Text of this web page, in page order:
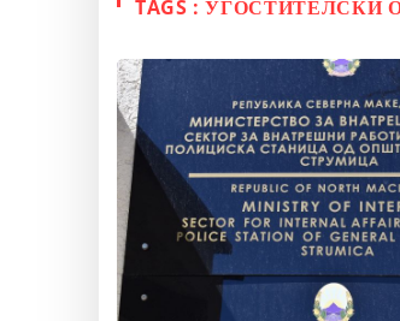
TAGS : УГОСТИТЕЛСКИ